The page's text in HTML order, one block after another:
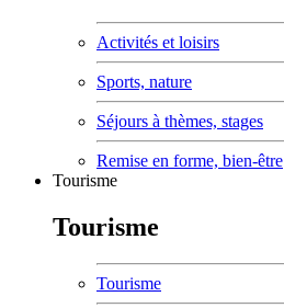
Activités et loisirs
Sports, nature
Séjours à thèmes, stages
Remise en forme, bien-être
Tourisme
Tourisme
Tourisme